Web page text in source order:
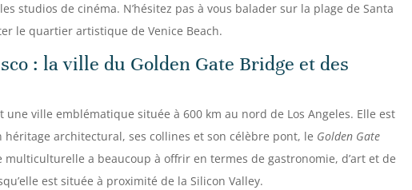
studios de cinéma. N’hésitez pas à vous balader sur la plage de Santa
le quartier artistique de Venice Beach.
: la ville du Golden Gate Bridge et des
une ville emblématique située à 600 km au nord de Los Angeles. Elle est
héritage architectural, ses collines et son célèbre pont, le Golden Gate
multiculturelle a beaucoup à offrir en termes de gastronomie, d’art et de
est située à proximité de la Silicon Valley.